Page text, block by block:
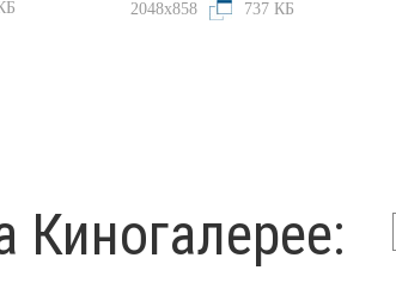
2048x858 737 КБ
Киногалерее: